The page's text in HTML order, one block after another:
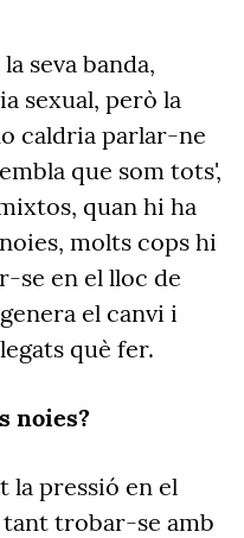
seva banda,
sexual, però la
caldria parlar-ne
que som tots',
quan hi ha
molts cops hi
se en el lloc de
el canvi i
què fer.
noies?
la pressió en el
trobar-se amb